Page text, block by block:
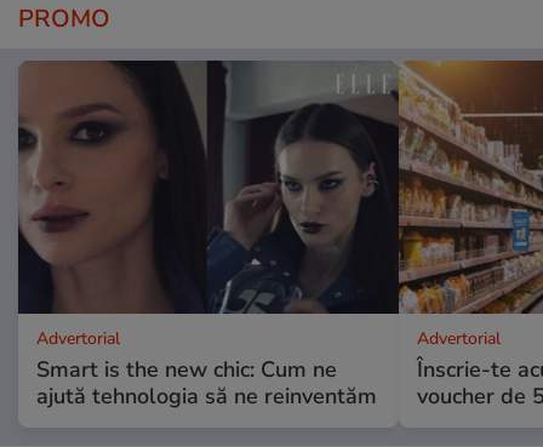
PROMO
Advertorial
Smart is the new chic: Cum ne
ajută tehnologia să ne reinventăm
Advertorial
Înscrie-te
voucher de